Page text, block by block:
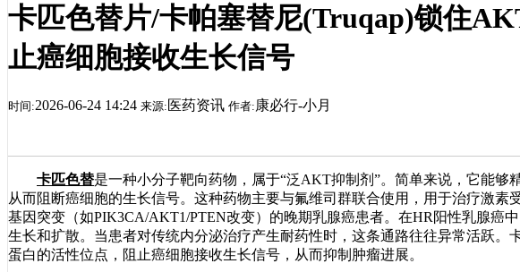
卡匹色替片/卡帕塞替尼(Truqap)锁住
止癌细胞接收生长信号
时间:2026-06-24 14:24 来源: 医药资讯 作者: 康必行-小月
卡匹色替是一种小分子靶向药物，属于“泛AKT抑制剂”。简单来说，它能够
从而阻断癌细胞的生长信号。这种药物主要与氟维司群联合使用，用于治疗激素
基因突变（如PIK3CA/AKT1/PTEN改变）的晚期乳腺癌患者。在HR阳性乳腺癌
生长和扩散。当患者对传统内分泌治疗产生耐药性时，这条通路往往异常活跃。
蛋白的活性位点，阻止癌细胞接收生长信号，从而抑制肿瘤进展。